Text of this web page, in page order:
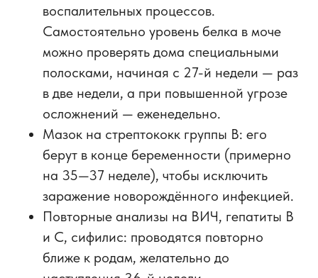
воспалительных процессов.
Самостоятельно уровень белка в моче
можно проверять дома специальными
полосками, начиная с 27-й недели — раз
в две недели, а при повышенной угрозе
осложнений — еженедельно.
Мазок на стрептококк группы B: его
берут в конце беременности (примерно
на 35—37 неделе), чтобы исключить
заражение новорождённого инфекцией.
Повторные анализы на ВИЧ, гепатиты B
и C, сифилис: проводятся повторно
ближе к родам, желательно до